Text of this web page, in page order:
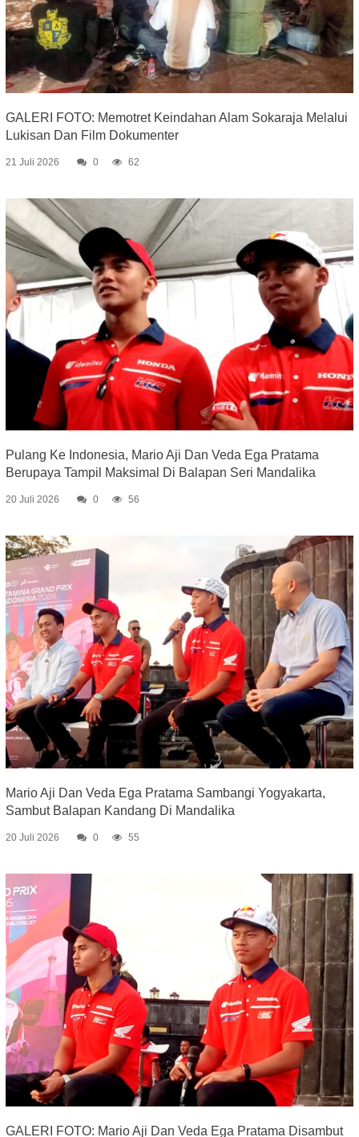
GALERI FOTO: Memotret Keindahan Alam Sokaraja Melalui
Lukisan Dan Film Dokumenter
21 Juli 2026 0 62
Pulang Ke Indonesia, Mario Aji Dan Veda Ega Pratama
Berupaya Tampil Maksimal Di Balapan Seri Mandalika
20 Juli 2026 0 56
Mario Aji Dan Veda Ega Pratama Sambangi Yogyakarta,
Sambut Balapan Kandang Di Mandalika
20 Juli 2026 0 55
GALERI FOTO: Mario Aji Dan Veda Ega Pratama Disambut